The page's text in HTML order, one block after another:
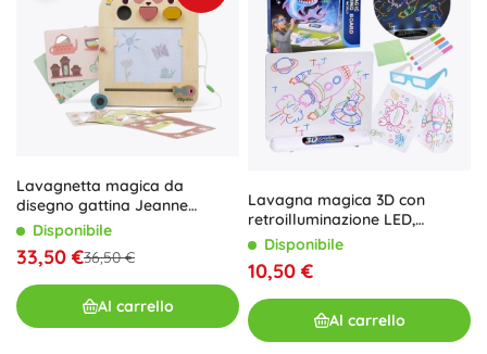
Lavagnetta magica da
disegno gattina Jeanne
Lilliputiens
Disponibile
33,50 €36,50 €
Al carrello
Lavagna magica 3D con
retroilluminazione LED,
pennarelli e occhiali 3D
Disponibile
10,50 €
Al carrello